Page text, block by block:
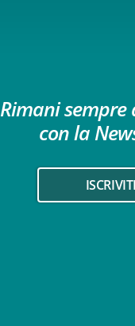
Rimani sempre
con la
ISCRIVITI